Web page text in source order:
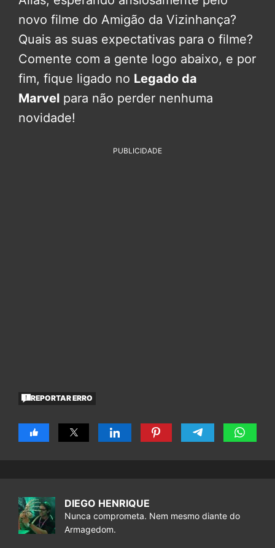
novo filme do Amigão da Vizinhança?
Quais as suas expectativas para o filme?
Comente com a gente logo abaixo, e por
fim, fique ligado no Legado da
Marvel para não perder nenhuma
novidade!
PUBLICIDADE
REPORTAR ERRO
DIEGO HENRIQUE
Nunca comprometa. Nem mesmo diante do
Armagedom.